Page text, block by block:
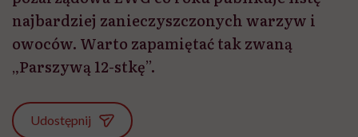
najbardziej zanieczyszczonych warzyw i
owoców. Warto zapamiętać tak zwaną
„Parszywą 12-stkę”.
Udostępnij